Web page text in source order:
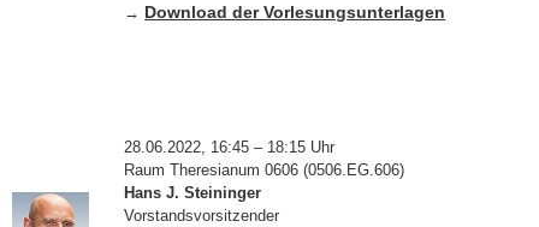
→ Download der Vorlesungsunterlagen
28.06.2022, 16:45 – 18:15 Uhr
Raum Theresianum 0606 (0506.EG.606)
Hans J. Steininger
Vorstandsvorsitzender